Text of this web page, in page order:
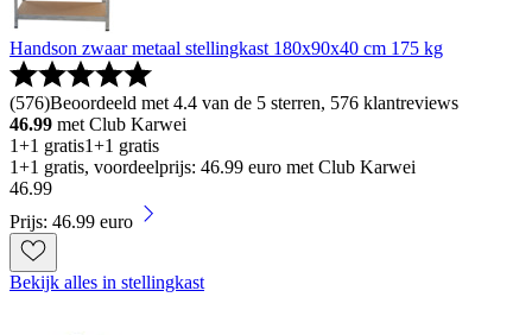
Handson zwaar metaal stellingkast 180x90x40 cm 175 kg
(576)Beoordeeld met 4.4 van de 5 sterren, 576 klantreviews
46.99 met Club Karwei
1+1 gratis1+1 gratis
1+1 gratis, voordeelprijs: 46.99 euro met Club Karwei
46.99
Prijs: 46.99 euro
Bekijk alles in stellingkast